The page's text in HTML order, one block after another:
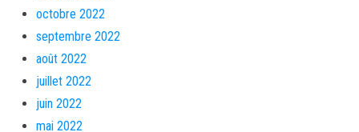
octobre 2022
septembre 2022
août 2022
juillet 2022
juin 2022
mai 2022